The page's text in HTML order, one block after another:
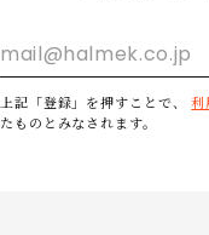
上記「登録」を押すことで、利
たものとみなされます。